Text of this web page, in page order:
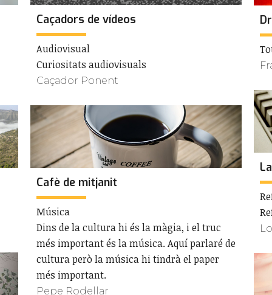
Caçadors de vídeos
Audiovisual
Curiositats audiovisuals
Caçador Ponent
Cafè de mitjanit
Música
Dins de la cultura hi és la màgia, i el truc
més important és la música. Aquí parlaré de
cultura però la música hi tindrà el paper
més important.
Pepe Rodellar